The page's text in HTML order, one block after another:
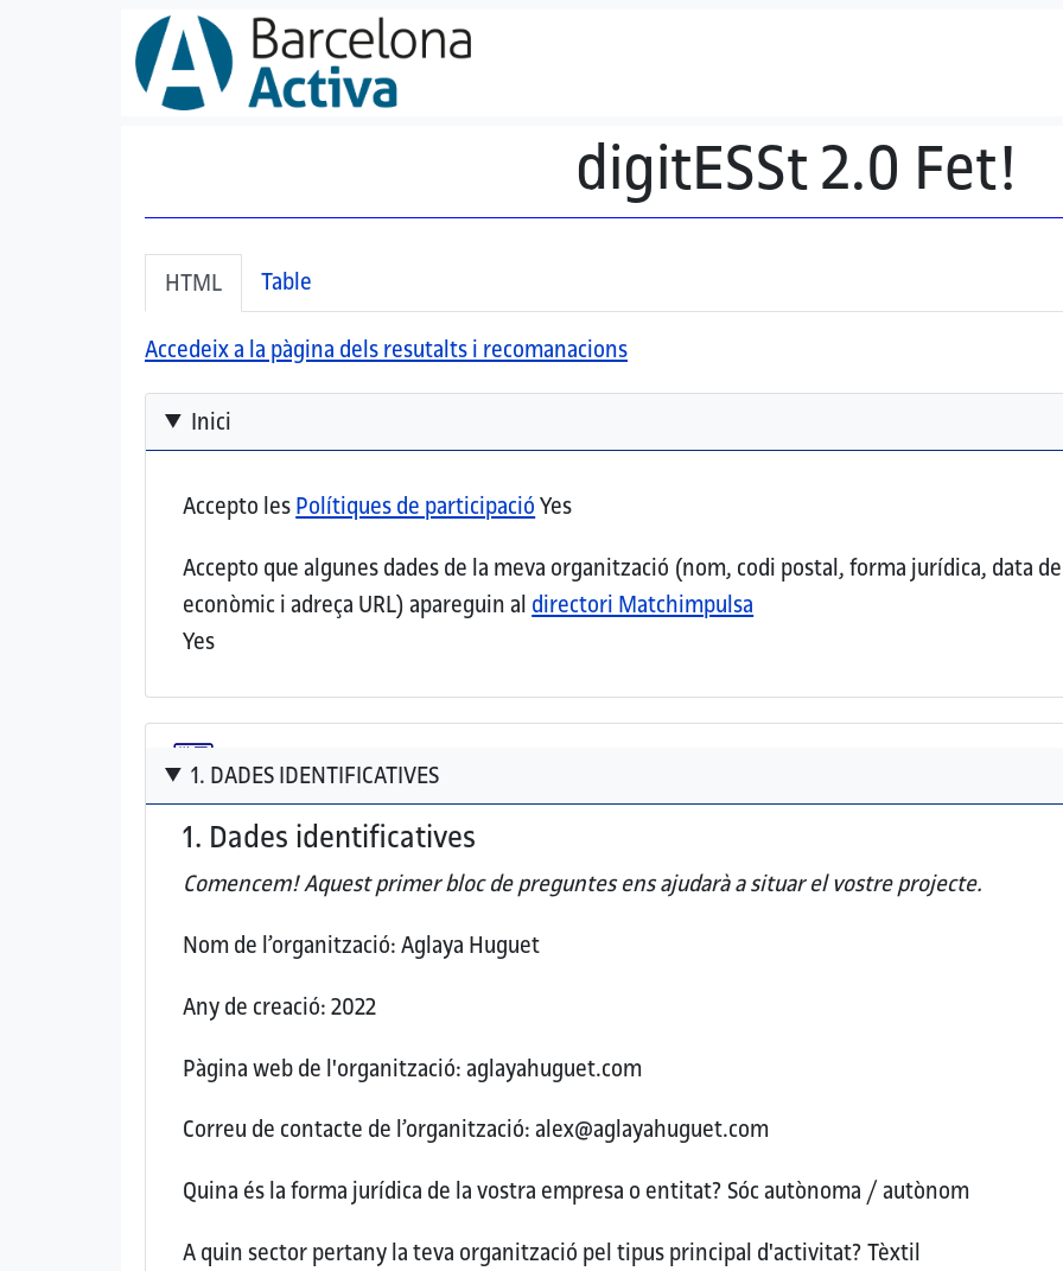
Vés al contingut
digitESSt 2.0 Fet!
Secondary tabs
HTML(pestanya activa)
Table
Accedeix a la pàgina dels resutalts i recomanacions
Inici
Accepto lesPolítiques de participacióYes
Accepto que algunes dades de la meva organització (nom, codi postal, forma jurídica, data
econòmic i adreça URL) apareguin al directori Matchimpulsa
Yes
1. DADES IDENTIFICATIVES
1. Dades identificatives
Comencem! Aquestprimer bloc de preguntes ens ajudarà a situar el vostre projecte.
Nom de l’organització:Aglaya Huguet
Any de creació:2022
Pàgina web de l'organització:aglayahuguet.com
Correu de contacte de l’organització:alex@aglayahuguet.com
Quina és la forma jurídica de la vostra empresa o entitat? Sóc autònoma / autònom
A quin sector pertany la teva organització pel tipus principal d'activitat?Tèxtil